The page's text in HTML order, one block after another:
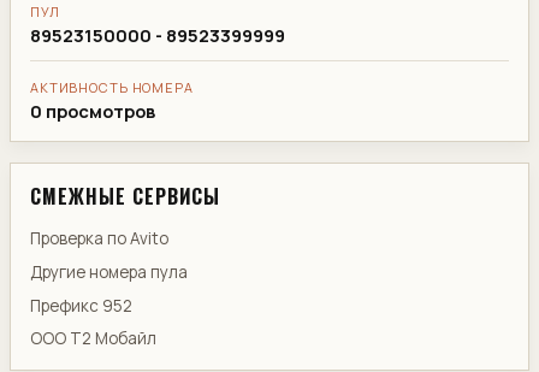
ПУЛ
89523150000 - 89523399999
АКТИВНОСТЬ НОМЕРА
0 просмотров
СМЕЖНЫЕ СЕРВИСЫ
Проверка по Avito
Другие номера пула
Префикс 952
ООО Т2 Мобайл